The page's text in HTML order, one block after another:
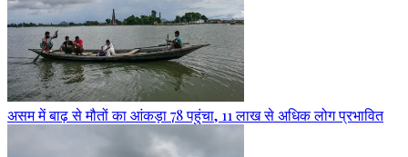
असम में बाढ़ से मौतों का आंकड़ा 78 पहुंचा, 11 लाख से अधिक लोग प्रभावित